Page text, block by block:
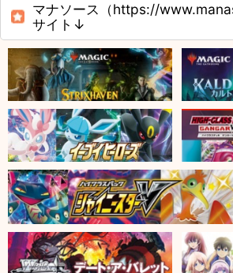
マナソース（https://
サイト↓